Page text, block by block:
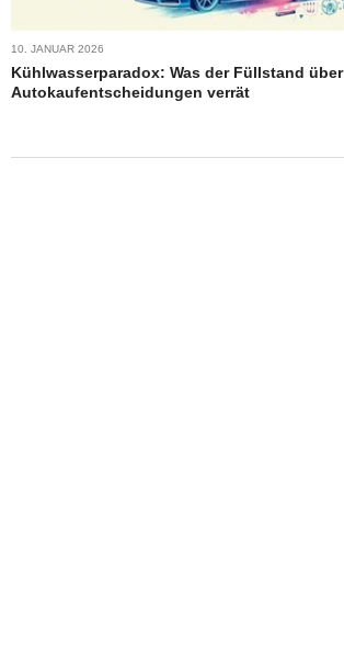
10. JANUAR 2026
Kühlwasserparadox: Was der Füllstand über
Autokaufentscheidungen verrät